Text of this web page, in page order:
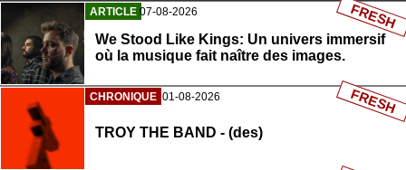
ARTICLE 07-08-2026
We Stood Like Kings: Un univers immersif
où la musique fait naître des images.
FRESH
CHRONIQUE 01-08-2026
TROY THE BAND - (des)
FRESH